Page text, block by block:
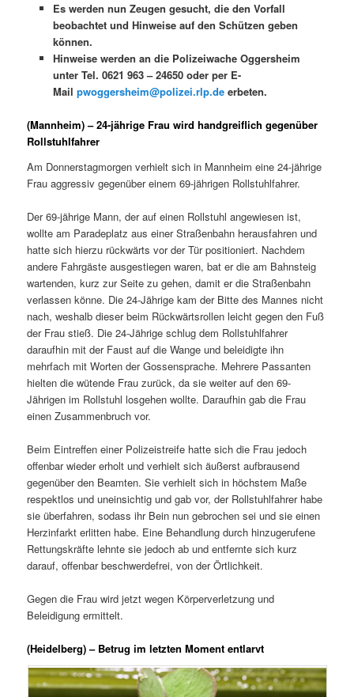
Es werden nun Zeugen gesucht, die den Vorfall
beobachtet und Hinweise auf den Schützen geben
können.
Hinweise werden an die Polizeiwache Oggersheim
unter Tel. 0621 963 – 24650 oder per E-
Mail pwoggersheim@polizei.rlp.deerbeten.
(Mannheim) – 24-jährige Frau wird handgreiflich gegenüber
Rollstuhlfahrer
Am Donnerstagmorgen verhielt sich in Mannheim eine 24-jährige
Frau aggressiv gegenüber einem 69-jährigen Rollstuhlfahrer.
Der 69-jährige Mann, der auf einen Rollstuhl angewiesen ist,
wollte am Paradeplatz aus einer Straßenbahn herausfahren und
hatte sich hierzu rückwärts vor der Tür positioniert. Nachdem
andere Fahrgäste ausgestiegen waren, bat er die am Bahnsteig
wartenden, kurz zur Seite zu gehen, damit er die Straßenbahn
verlassen könne. Die 24-Jährige kam der Bitte des Mannes nicht
nach, weshalb dieser beim Rückwärtsrollen leicht gegen den Fuß
der Frau stieß. Die 24-Jährige schlug dem Rollstuhlfahrer
daraufhin mit der Faust auf die Wange und beleidigte ihn
mehrfach mit Worten der Gossensprache. Mehrere Passanten
hielten die wütende Frau zurück, da sie weiter auf den 69-
Jährigen im Rollstuhl losgehen wollte. Daraufhin gab die Frau
einen Zusammenbruch vor.
Beim Eintreffen einer Polizeistreife hatte sich die Frau jedoch
offenbar wieder erholt und verhielt sich äußerst aufbrausend
gegenüber den Beamten. Sie verhielt sich in höchstem Maße
respektlos und uneinsichtig und gab vor, der Rollstuhlfahrer habe
sie überfahren, sodass ihr Bein nun gebrochen sei und sie einen
Herzinfarkt erlitten habe. Eine Behandlung durch hinzugerufene
Rettungskräfte lehnte sie jedoch ab und entfernte sich kurz
darauf, offenbar beschwerdefrei, von der Örtlichkeit.
Gegen die Frau wird jetzt wegen Körperverletzung und
Beleidigung ermittelt.
(Heidelberg) – Betrug im letzten Moment entlarvt